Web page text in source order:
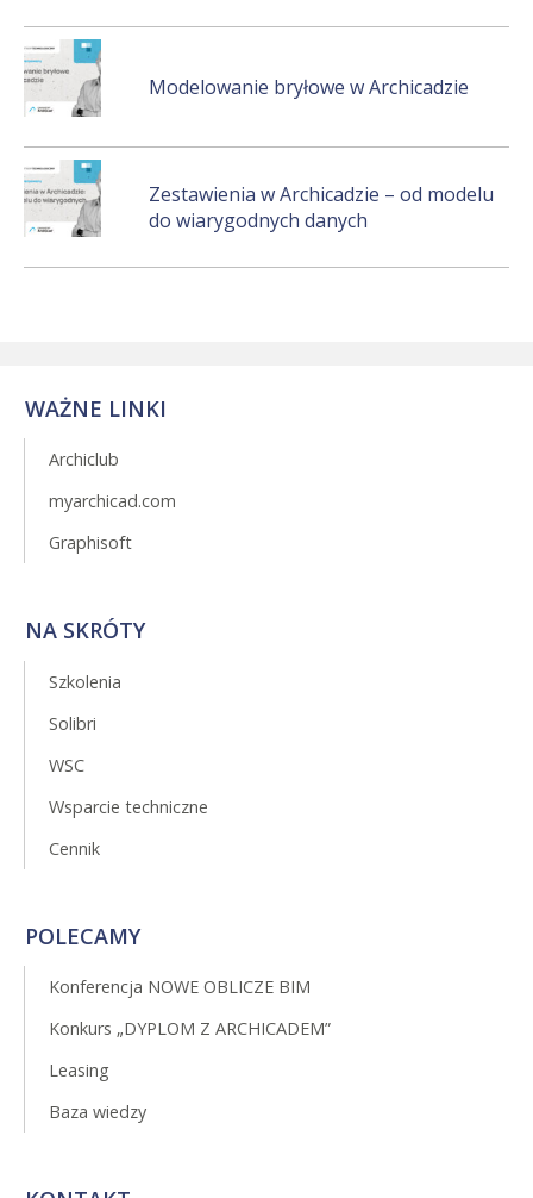
Modelowanie bryłowe w Archicadzie
Zestawienia w Archicadzie – od modelu
do wiarygodnych danych
WAŻNE LINKI
Archiclub
myarchicad.com
Graphisoft
NA SKRÓTY
Szkolenia
Solibri
WSC
Wsparcie techniczne
Cennik
POLECAMY
Konferencja NOWE OBLICZE BIM
Konkurs „DYPLOM Z ARCHICADEM”
Leasing
Baza wiedzy